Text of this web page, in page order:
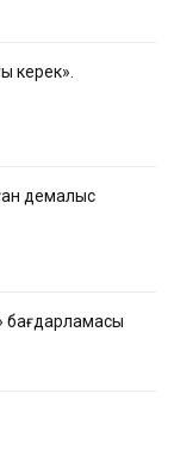
керек».
демалыс
бағдарламасы